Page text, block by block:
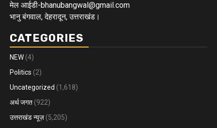
मेल आईडी-bhanubangwal@gmail.com
भानु बंगवाल, देहरादून, उत्तराखंड।
CATEGORIES
NEW (4)
Politics (2)
Uncategorized (1,618)
अर्थ जगत (922)
उत्तराखंड न्यूज़ (5,205)